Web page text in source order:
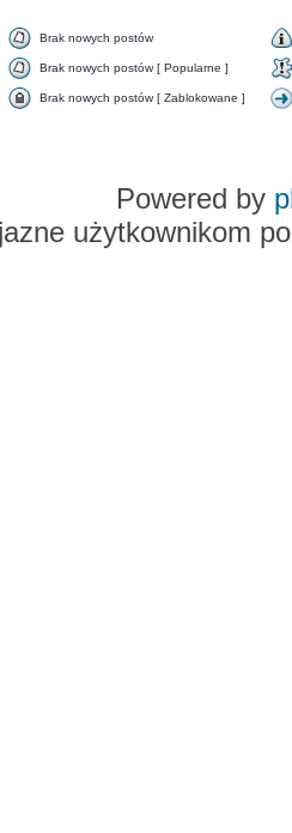
Brak nowych postów
Brak nowych postów [ Popularne ]
Brak nowych postów [ Zablokowane ]
Powered by
użytkownikom